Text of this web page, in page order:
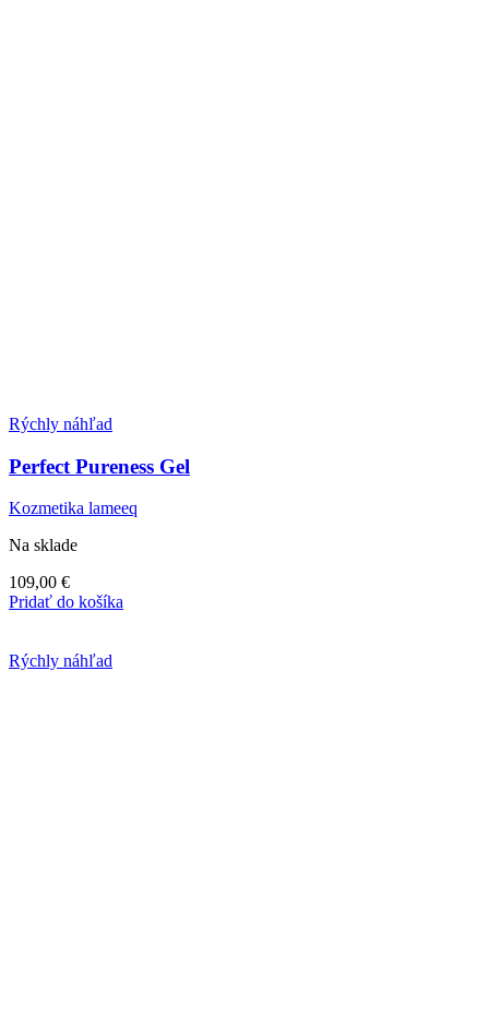
Rýchly náhľad
Perfect Pureness Gel
Kozmetika lameeq
Na sklade
109,00 €
Pridať do košíka
Rýchly náhľad